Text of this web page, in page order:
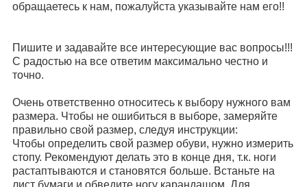
обращаетесь к нам, пожалуйста указывайте нам его!!
Пишите и задавайте все интересующие вас вопросы!!!
С радостью на все ответим максимально честно и
точно.
Очень ответственно относитесь к выбору нужного вам
размера. Чтобы не ошибиться в выборе, замеряйте
правильно свой размер, следуя инструкции:
Чтобы определить свой размер обуви, нужно измерить
стопу. Рекомендуют делать это в конце дня, т.к. ноги
растаптываются и становятся больше. Встаньте на